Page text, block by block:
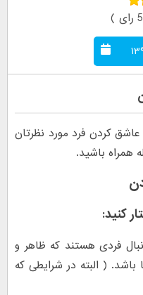
عاشق کردن فرد مورد نظرتان
همراه باشید.
فردی هستند که ظاهر و
( البته در شرایطی که